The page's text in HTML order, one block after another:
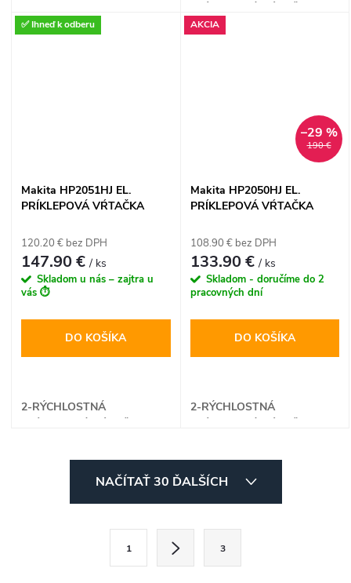
hliníkovým puzdrom
reguláciou otáčok. Vŕtačka je
dodávaná v prémiovom
presne tvarovaným vnútrom a
prídavnou bočnou rukoväťou.
✅ Ihneď k odberu
Makita HP2051HJ EL.
PRÍKLEPOVÁ VŔTAČKA
120.20 € bez DPH
147.90 €/ ks
Skladom u nás – zajtra u
vás ⏱️
DO KOŠÍKA
2-RÝCHLOSTNÁ
AKCIA
190 €
–29 %
Makita HP2050HJ EL.
PRÍKLEPOVÁ VŔTAČKA
108.90 € bez DPH
133.90 €/ ks
Skladom - doručíme do 2
pracovných dní
DO KOŠÍKA
2-RÝCHLOSTNÁ
NAČÍTAŤ 30 ĎALŠÍCH
1 3